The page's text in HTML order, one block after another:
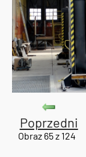
Poprzedni
Obraz 65 z 124